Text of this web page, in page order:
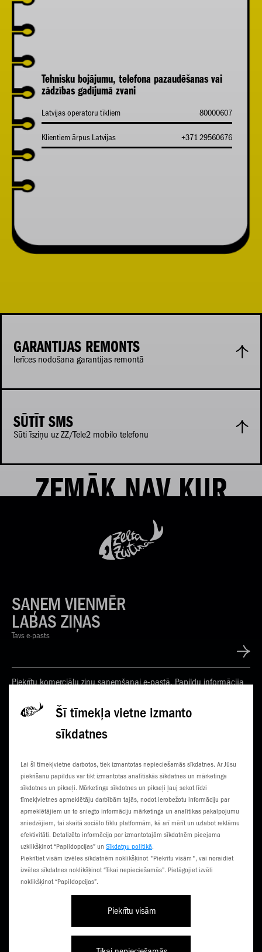
Šī tīmekļa vietne izmanto
sīkdatnes
Lai šī tīmekļvietne darbotos, tiek izmantotas nepieciešamās sīkdatnes. Ar Jūsu
piekrišanu papildus var tikt izmantotas analītiskās sīkdatnes un mārketinga
sīkdatnes un pikseļi. Mārketinga sīkdatnes un pikseļi ļauj sekot līdzi
tīmekļvietnes apmeklētāju darbībām tajās, nodot ierobežotu informāciju par
apmeklētājiem un to sniegto informāciju mārketinga un analītikas pakalpojumu
sniedzējiem, tai skaitā sociālo tīklu platformām, kā arī mērīt un uzlabot reklāmu
efektivitāti. Detalizēta informācija par izmantotajām sīkdatnēm pieejama
uzklikšķinot “Papildopcijas” un Sīkdatņu politikā.
Piekrītiet visām izvēles sīkdatnēm noklikšķinot "Piekrītu visām", vai noraidiet
izvēles sīkdatnes noklikšķinot “Tikai nepieciešamās”. Pielāgojiet izvēli
noklikšķinot “Papildopcijas”.
Piekrītu visām
Tehnisku bojājumu, telefona pazaudēšanas vai
zādzības gadījumā zvani
Latvijas operatoru tīkliem 80000607
Klientiem ārpus Latvijas +371 29560676
GARANTIJAS REMONTS
Ierīces nodošana garantijas remontā
SŪTĪT SMS
Sūti īsziņu uz ZZ/Tele2 mobilo telefonu
ZEMĀK NAV KUR
SAŅEM VIENMĒR
LABAS ZIŅAS
Tavs e-pasts
Piekrītu komerciālu ziņu saņemšanai e-pastā. Papildu informācija
KLIENTU CENTRI
SŪTI SMS
ČEMPIONĀTS
3G NORIETS
TŪRISTIEM